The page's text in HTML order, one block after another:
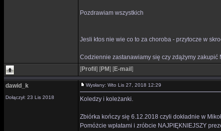
Pozdrawiam wszystkich
Jesli ktos nie wie co to za choroba - przytocze w
Codziennie zastanawiamy się czy zdążymy zakupić
[Profil ] [PM] [E-mail ]
dawid_k
Dołączył: 23 Lis 2018
Wysłany: Wto Lis 27, 2018 12:29
Koledzy i koleżanki.
Zbiórka kończy się 6.12.2018 czyli dokładnie w
Pomóżcie wpłatami i zróbcie NAJPIĘKNIEJSZY